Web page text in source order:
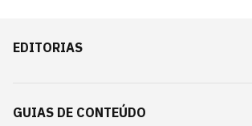
EDITORIAS
GUIAS DE CONTEÚDO